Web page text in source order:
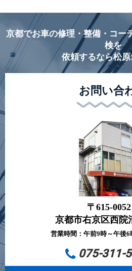
京都でお車の修理・整備・コー
検を
依頼するなら松
お問い合
〒615-
京都市右京区西院
営業時間：午前9時～午後
075-311-